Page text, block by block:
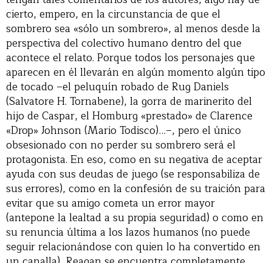
cierto, empero, en la circunstancia de que el
sombrero sea «sólo un sombrero», al menos desde la
perspectiva del colectivo humano dentro del que
acontece el relato. Porque todos los personajes que
aparecen en él llevarán en algún momento algún tipo
de tocado –el peluquín robado de Rug Daniels
(Salvatore H. Tornabene), la gorra de marinerito del
hijo de Caspar, el Homburg «prestado» de Clarence
«Drop» Johnson (Mario Todisco)…–, pero el único
obsesionado con no perder su sombrero será el
protagonista. En eso, como en su negativa de aceptar
ayuda con sus deudas de juego (se responsabiliza de
sus errores), como en la confesión de su traición para
evitar que su amigo cometa un error mayor
(antepone la lealtad a su propia seguridad) o como en
su renuncia última a los lazos humanos (no puede
seguir relacionándose con quien lo ha convertido en